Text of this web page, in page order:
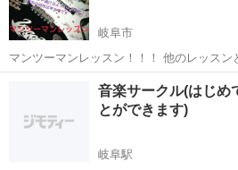
岐阜市
マンツーマンレッスン！！！ 他のレッスンとは違い 1時間いくらや
週何回で なんて決まりありません！！！！ その日の達成できる所がク
リアできるまでお付き合いします！！！ ギター初心者限定の企画で
岐阜市 ギター
音楽サークル(はじめ
とができます)
岐阜駅